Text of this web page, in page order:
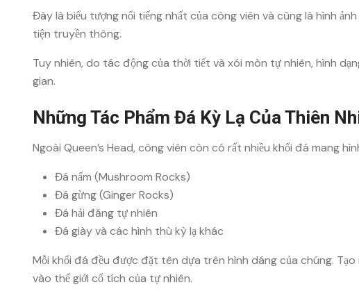
Đây là biểu tượng nổi tiếng nhất của công viên và cũng là hình
tiện truyền thông.
Tuy nhiên, do tác động của thời tiết và xói mòn tự nhiên, hình
gian.
Những Tác Phẩm Đá Kỳ Lạ Của Thiên
Ngoài Queen’s Head, công viên còn có rất nhiều khối đá mang
Đá nấm (Mushroom Rocks)
Đá gừng (Ginger Rocks)
Đá hải đăng tự nhiên
Đá giày và các hình thù kỳ lạ khác
Mỗi khối đá đều được đặt tên dựa trên hình dáng của chúng.
vào thế giới cổ tích của tự nhiên.